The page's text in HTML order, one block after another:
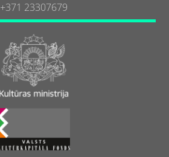
+371 23307679